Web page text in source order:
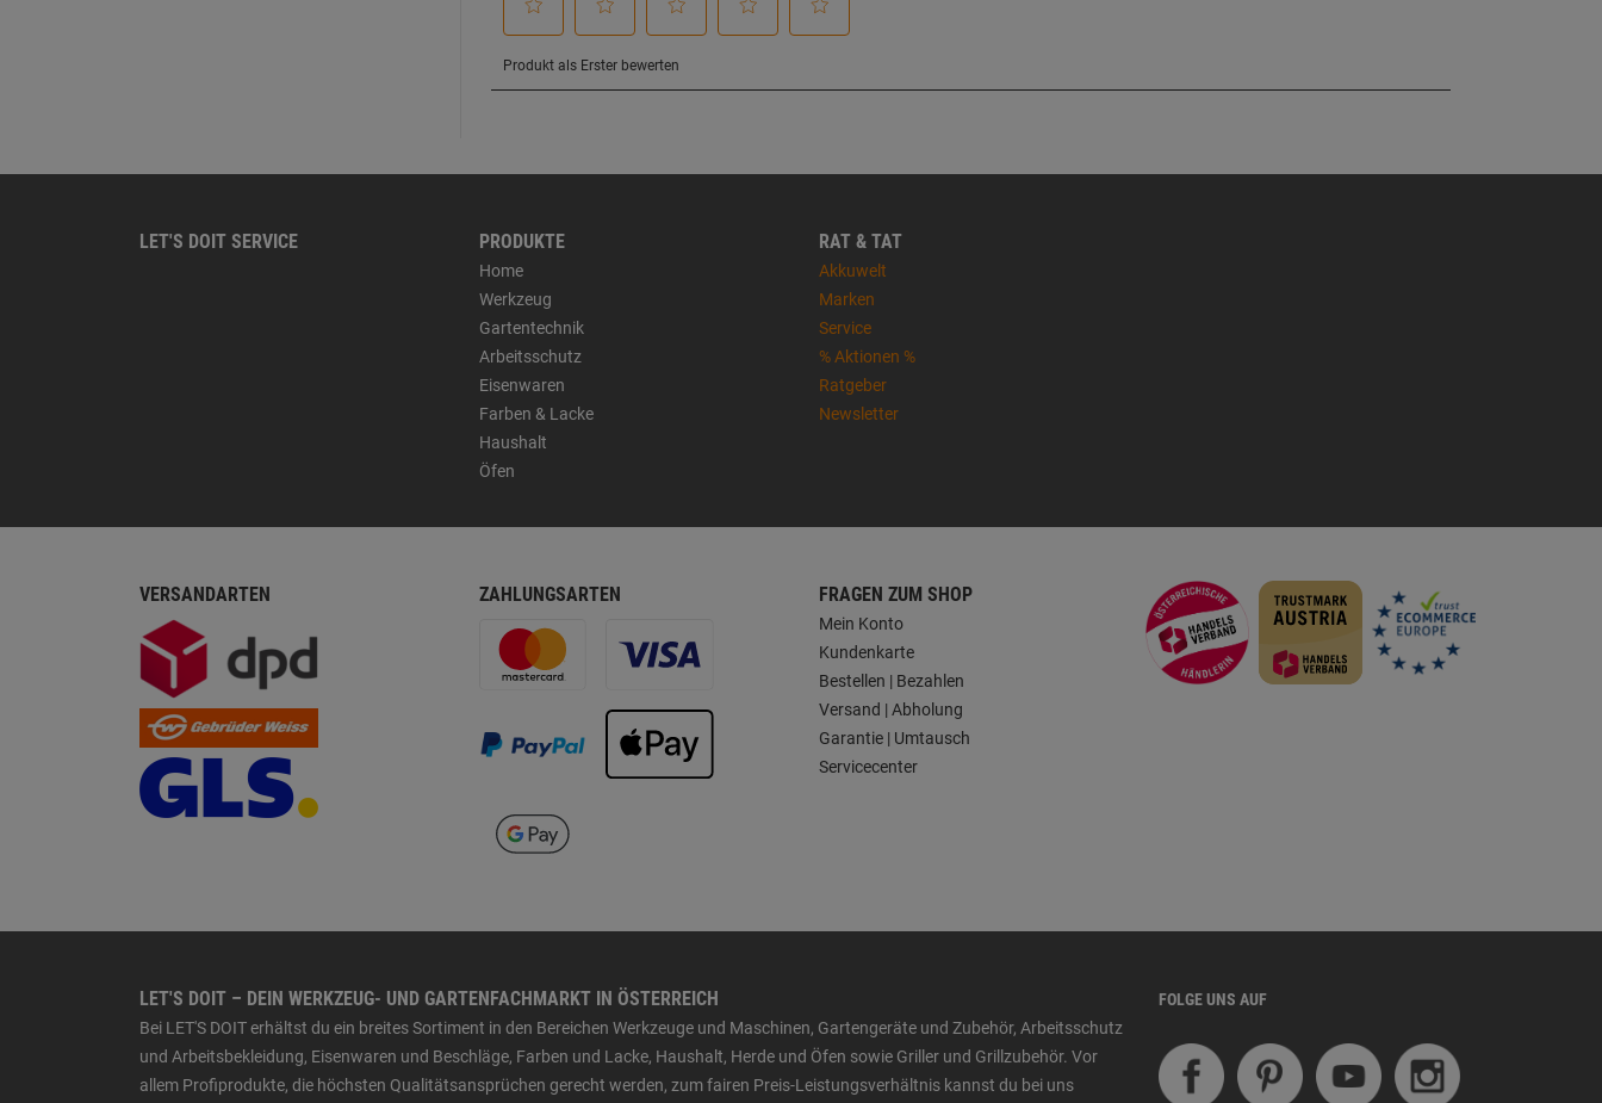
LET'S DOIT SERVICE PRODUKTE
Home
Werkzeug
Gartentechnik
Arbeitsschutz
Eisenwaren
Farben & Lacke
Haushalt
Öfen
RAT & TAT
Akkuwelt
Marken
Service
% Aktionen %
Ratgeber
Newsletter
VERSANDARTEN ZAHLUNGSARTEN FRAGEN ZUM SHOP
Mein Konto
Kundenkarte
Bestellen | Bezahlen
Versand | Abholung
Garantie | Umtausch
Servicecenter
LET'S DOIT – DEIN WERKZEUG- UND GARTENFACHMARKT IN ÖSTERREICH
Bei LET'S DOIT erhältst du ein breites Sortiment in den Bereichen Werkzeuge und Maschinen, Gartengeräte und Zubehör, Arbeitsschutz
und Arbeitsbekleidung, Eisenwaren und Beschläge, Farben und Lacke, Haushalt, Herde und Öfen sowie Griller und Grillzubehör. Vor
allem Profiprodukte, die höchsten Qualitätsansprüchen gerecht werden, zum fairen Preis-Leistungsverhältnis kannst du bei uns
FOLGE UNS AUF